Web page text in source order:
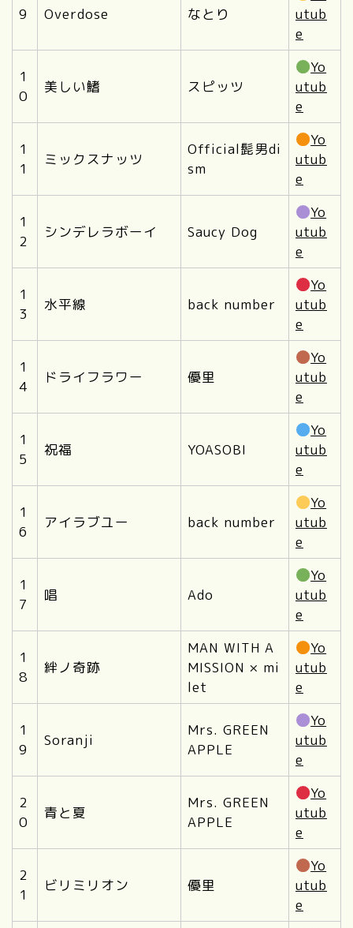
9 Overdose なとり
utub
e
1
0
美しい鰭 スピッツ
Yo
utub
e
1
1
ミックスナッツ
Official髭男di
sm
Yo
utub
e
1
2
シンデレラボーイ Saucy Dog
Yo
utub
e
1
3
水平線 back number
Yo
utub
e
1
4
ドライフラワー 優里
Yo
utub
e
1
5
祝福 YOASOBI
Yo
utub
e
1
6
アイラブユー back number
Yo
utub
e
1
7
唱 Ado
Yo
utub
e
1
8
絆ノ奇跡
MAN WITH A
MISSION × mi
let
Yo
utub
e
1
9
Soranji
Mrs. GREEN
APPLE
Yo
utub
e
2
0
青と夏
Mrs. GREEN
APPLE
Yo
utub
e
2
1
ビリミリオン 優里
Yo
utub
e